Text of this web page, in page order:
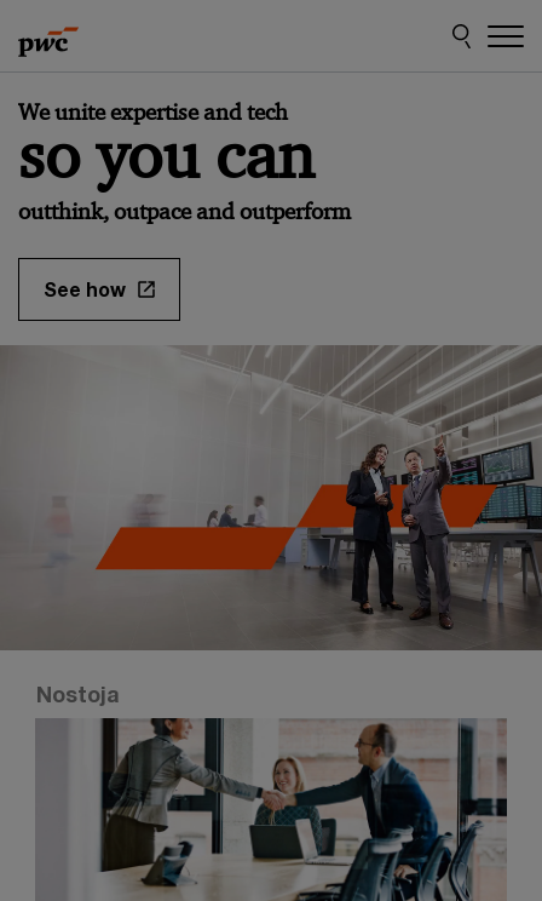
to
content
to
footer
We unite expertise and tech
so you can
outthink, outpace and outperform
See how
Nostoja